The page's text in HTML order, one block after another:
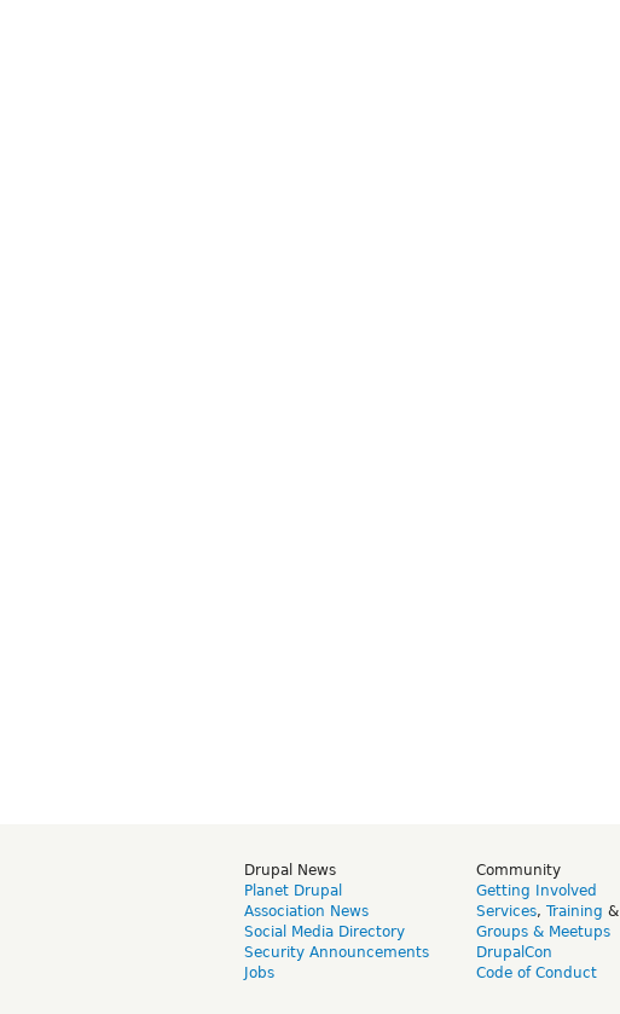
Drupal News
Planet Drupal
Association News
Social Media Directory
Security Announcements
Jobs
Community
Getting Involved
Services, Training &
Groups & Meetups
DrupalCon
Code of Conduct